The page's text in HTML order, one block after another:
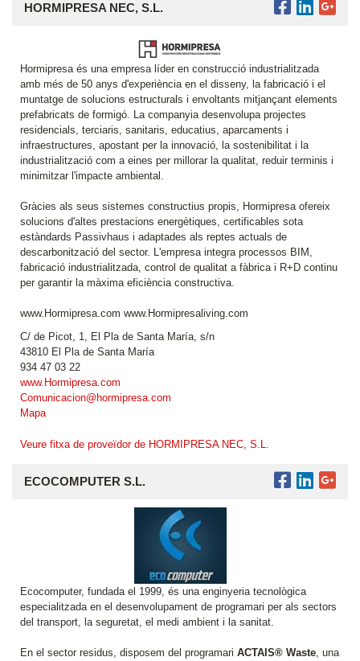
HORMIPRESA NEC, S.L.
Hormipresa és una empresa líder en construcció industrialitzada
amb més de 50 anys d'experiència en el disseny, la fabricació i el
muntatge de solucions estructurals i envoltants mitjançant elements
prefabricats de formigó. La companyia desenvolupa projectes
residencials, terciaris, sanitaris, educatius, aparcaments i
infraestructures, apostant per la innovació, la sostenibilitat i la
industrialització com a eines per millorar la qualitat, reduir terminis i
minimitzar l'impacte ambiental.
Gràcies als seus sistemes constructius propis, Hormipresa ofereix
solucions d'altes prestacions energètiques, certificables sota
estàndards Passivhaus i adaptades als reptes actuals de
descarbonització del sector. L'empresa integra processos BIM,
fabricació industrialitzada, control de qualitat a fàbrica i R+D continu
per garantir la màxima eficiència constructiva.
www.Hormipresa.com www.Hormipresaliving.com
C/ de Picot, 1, El Pla de Santa María, s/n
43810 El Pla de Santa María
934 47 03 22
www.Hormipresa.com
Comunicacion@hormipresa.com
Mapa
Veure fitxa de proveïdor de HORMIPRESA NEC, S.L.
ECOCOMPUTER S.L.
Ecocomputer, fundada el 1999, és una enginyeria tecnològica
especialitzada en el desenvolupament de programari per als sectors
del transport, la seguretat, el medi ambient i la sanitat.
En el sector residus, disposem del programari ACTAIS® Waste, una